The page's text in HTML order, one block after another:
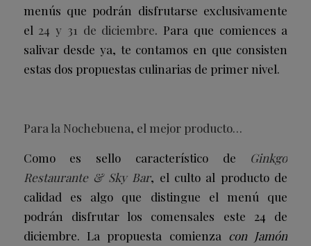
menús que podrán disfrutarse exclusivamente
el 24 y 31 de diciembre. Para que comiences a
salivar desde ya, te contamos en que consisten
estas dos propuestas culinarias de primer nivel.
Para la Nochebuena, el mejor producto…
Como es sello característico de Ginkgo
Restaurante & Sky Bar, el culto al producto de
calidad es algo que distingue el menú que
podrán disfrutar los comensales este 24 de
diciembre. La propuesta comienza con Jamón